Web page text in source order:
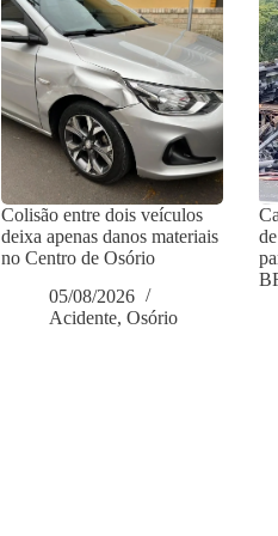
Colisão entre dois veículos
deixa apenas danos materiais
no Centro de Osório
05/08/2026
Acidente,Osório